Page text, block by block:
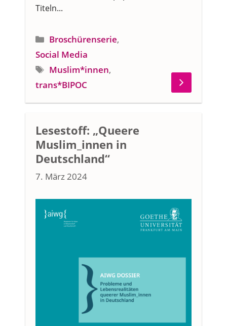
Titeln...
Kategorien
Broschürenserie,
Social Media
Schlagwörter
Muslim*innen,
trans*BIPOC
Lesestoff: „Queere
Muslim_innen in
Deutschland“
7. März 2024